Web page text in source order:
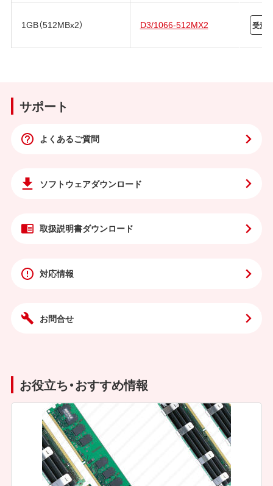
1GB（512MBx2） D3/1066-512MX2
サポート
よくあるご質問
ソフトウェアダウンロード
取扱説明書ダウンロード
対応情報
お問合せ
お役立ち・おすすめ情報